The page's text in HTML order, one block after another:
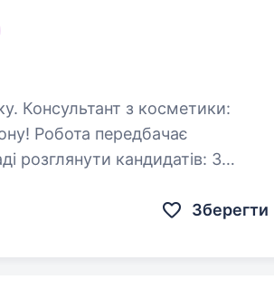
Робота передбачає
Зберегти